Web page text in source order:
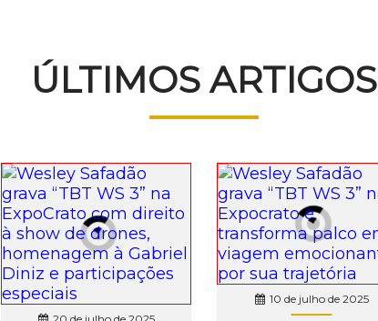
ÚLTIMOS ARTIGOS
10 de julho de 2025